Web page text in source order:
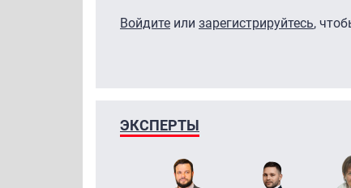
Войдите или зарегистрируйтесь,
ЭКСПЕРТЫ